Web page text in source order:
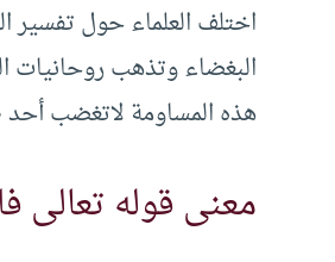
اختلف العلماء حول تفسير
البغضاء وتذهب روحانيات
هذه المساومة لاتغضب
معنى قوله تعالى